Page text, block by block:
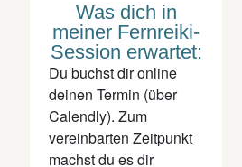
Was dich in
meiner Fernreiki-
Session erwartet:
Du buchst dir online
deinen Termin (über
Calendly). Zum
vereinbarten Zeitpunkt
machst du es dir